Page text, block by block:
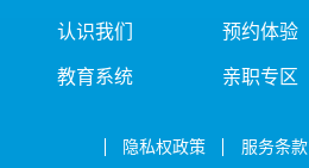
认识我们
预约体验
教育系统
亲职专区
隐私权政策 服务条款